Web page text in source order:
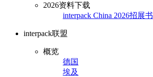
2026资料下载
interpack China 2026招展书
interpack联盟
概览
德国
埃及